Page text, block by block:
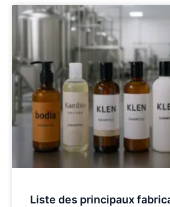
Liste des principaux